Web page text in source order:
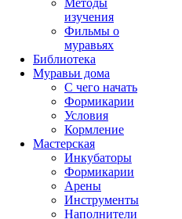
Методы
изучения
Фильмы о
муравьях
Библиотека
Муравьи дома
С чего начать
Формикарии
Условия
Кормление
Мастерская
Инкубаторы
Формикарии
Арены
Инструменты
Наполнители